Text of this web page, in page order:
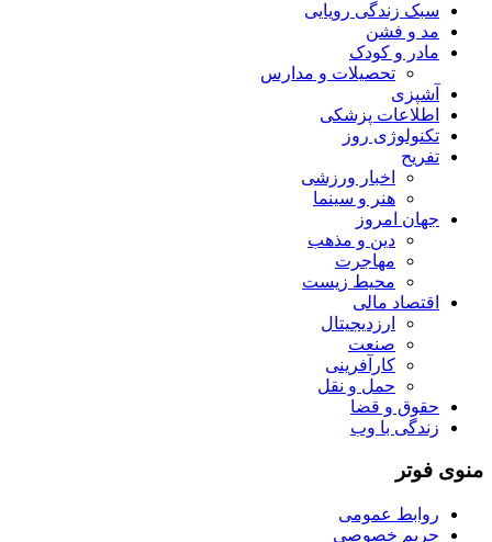
سبک زندگی رویایی
مد و فشن
مادر و کودک
تحصیلات و مدارس
آشپزی
اطلاعات پزشکی
تکنولوژی روز
تفریح
اخبار ورزشی
هنر و سینما
جهان امروز
دین و مذهب
مهاجرت
محیط زیست
اقتصاد مالی
ارزدیجیتال
صنعت
کارآفرینی
حمل و نقل
حقوق و قضا
زندگی با وب
منوی فوتر
روابط عمومی
حریم خصوصی